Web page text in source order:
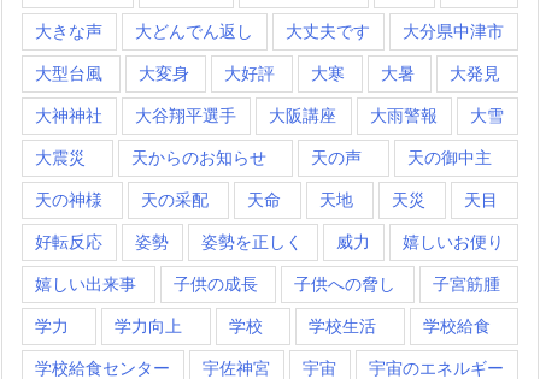
大きな声 大どんでん返し 大丈夫です 大分県中津市
大型台風 大変身 大好評 大寒 大暑 大発見
大神神社 大谷翔平選手 大阪講座 大雨警報 大雪
大震災 天からのお知らせ 天の声 天の御中主
天の神様 天の采配 天命 天地 天災 天目
好転反応 姿勢 姿勢を正しく 威力 嬉しいお便り
嬉しい出来事 子供の成長 子供への脅し 子宮筋腫
学力 学力向上 学校 学校生活 学校給食
学校給食センター 宇佐神宮 宇宙 宇宙のエネルギー